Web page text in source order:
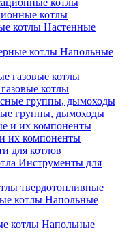
котлы
Настенные
Напольные
котлы
группы, дымоходы
их компоненты
для котлов
Инструменты для
твердотопливные
Напольные
Напольные